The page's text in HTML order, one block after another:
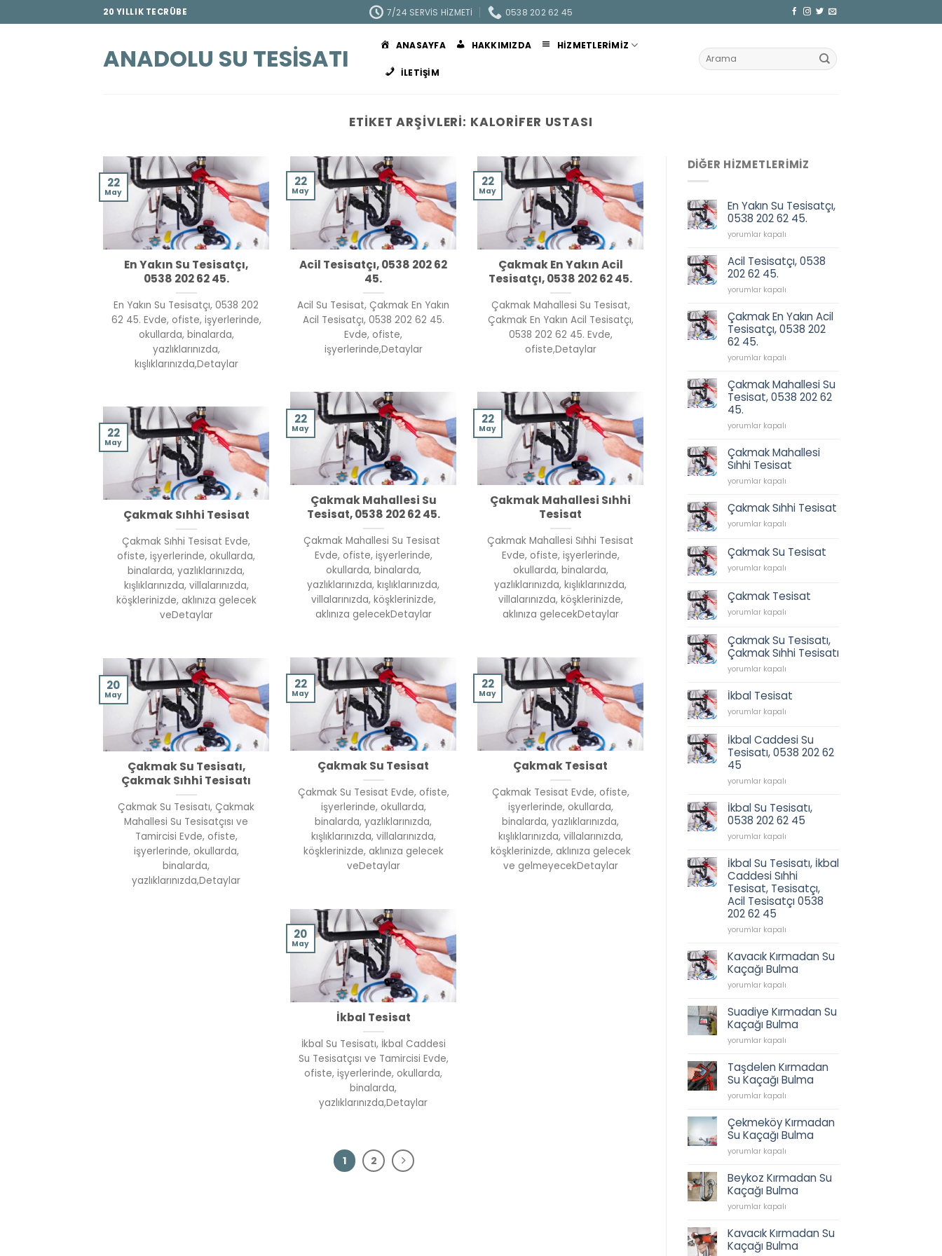
atla
20 YILLIK TECRÜBE 7/24 SERVIS HIZMETI 0538 202 62 45
ANADOLU SU TESISATI ANASAYFA HAKKIMIZDA HIZMETLERIMIZ
İLETIŞIM
ETIKET ARŞIVLERI: KALORIFER USTASI
En Yakın Su Tesisatçı,
0538 202 62 45.
En Yakın Su Tesisatçı, 0538 202
62 45. Evde, ofiste, işyerlerinde,
okullarda, binalarda,
yazlıklarınızda,
kışlıklarınızda,Detaylar
22
May
Acil Tesisatçı, 0538 202 62
45.
Acil Su Tesisat, Çakmak En Yakın
Acil Tesisatçı, 0538 202 62 45.
Evde, ofiste,
işyerlerinde,Detaylar
22
May
Çakmak En Yakın Acil
Tesisatçı, 0538 202 62 45.
Çakmak Mahallesi Su Tesisat,
Çakmak En Yakın Acil Tesisatçı,
0538 202 62 45. Evde,
ofiste,Detaylar
22
May
Çakmak Mahallesi Su
Tesisat, 0538 202 62 45.
Çakmak Mahallesi Su Tesisat
Evde, ofiste, işyerlerinde,
okullarda, binalarda,
yazlıklarınızda, kışlıklarınızda,
villalarınızda, köşklerinizde,
aklınıza gelecekDetaylar
22
May
Çakmak Mahallesi Sıhhi
Tesisat
Çakmak Mahallesi Sıhhi Tesisat
Evde, ofiste, işyerlerinde,
okullarda, binalarda,
yazlıklarınızda, kışlıklarınızda,
villalarınızda, köşklerinizde,
aklınıza gelecekDetaylar
22
May
Çakmak Sıhhi Tesisat
Çakmak Sıhhi Tesisat Evde,
ofiste, işyerlerinde, okullarda,
binalarda, yazlıklarınızda,
kışlıklarınızda, villalarınızda,
köşklerinizde, aklınıza gelecek
veDetaylar
22
May
Çakmak Su Tesisat
Çakmak Su Tesisat Evde, ofiste,
işyerlerinde, okullarda,
binalarda, yazlıklarınızda,
kışlıklarınızda, villalarınızda,
köşklerinizde, aklınıza gelecek
veDetaylar
22
May
Çakmak Tesisat
Çakmak Tesisat Evde, ofiste,
işyerlerinde, okullarda,
binalarda, yazlıklarınızda,
kışlıklarınızda, villalarınızda,
köşklerinizde, aklınıza gelecek
ve gelmeyecekDetaylar
22
May
Çakmak Su Tesisatı,
Çakmak Sıhhi Tesisatı
Çakmak Su Tesisatı, Çakmak
Mahallesi Su Tesisatçısı ve
Tamircisi Evde, ofiste,
işyerlerinde, okullarda,
binalarda,
yazlıklarınızda,Detaylar
20
May
İkbal Tesisat
İkbal Su Tesisatı, İkbal Caddesi
Su Tesisatçısı ve Tamircisi Evde,
ofiste, işyerlerinde, okullarda,
binalarda,
yazlıklarınızda,Detaylar
20
May
1 2
DIĞER HIZMETLERIMIZ
En Yakın Su Tesisatçı,
0538 202 62 45.
En
Su
Tesisatçı,
0538
202
45.
için
yorumlar kapalı
Acil Tesisatçı, 0538
202 62 45.
Acil
0538
202
62
45.
için
yorumlar kapalı
Çakmak En Yakın Acil
Tesisatçı, 0538 202
62 45.
Çakmak
Yakın
Acil
Tesisatçı,
0538
202
45.
için
yorumlar kapalı
Çakmak Mahallesi Su
Tesisat, 0538 202 62
45.
Çakmak
Su
Tesisat,
0538
202
45.
için
yorumlar kapalı
Çakmak Mahallesi
Sıhhi Tesisat
Çakmak
Sıhhi
Tesisat
için
yorumlar kapalı
Çakmak Sıhhi Tesisat
Çakmak
Tesisat
için
yorumlar kapalı
Çakmak Su Tesisat
Çakmak
Tesisat
için
yorumlar kapalı
Çakmak Tesisat
Çakmak
yorumlar kapalı
Çakmak Su Tesisatı,
Çakmak Sıhhi Tesisatı
Çakmak
Tesisatı,
Çakmak
Sıhhi
için
yorumlar kapalı
İkbal Tesisat
İkbal
için
yorumlar kapalı
İkbal Caddesi Su
Tesisatı, 0538 202 62
45
İkbal
Su
Tesisatı,
0538
202
45
için
yorumlar kapalı
İkbal Su Tesisatı,
0538 202 62 45
İkbal
Tesisatı,
0538
202
62
45
için
yorumlar kapalı
İkbal Su Tesisatı, İkbal
Caddesi Sıhhi
Tesisat, Tesisatçı,
Acil Tesisatçı 0538
202 62 45
İkbal
Tesisatı,
İkbal
Caddesi
Sıhhi
Tesisatçı,
Acil
Tesisatçı
0538
62
45
için
yorumlar kapalı
Kavacık Kırmadan Su
Kaçağı Bulma
Kavacık
Su
Kaçağı
Bulma
için
yorumlar kapalı
Suadiye Kırmadan Su
Kaçağı Bulma
Suadiye
Su
Kaçağı
Bulma
için
yorumlar kapalı
Taşdelen Kırmadan
Su Kaçağı Bulma
Taşdelen
Su
Kaçağı
Bulma
için
yorumlar kapalı
Çekmeköy Kırmadan
Su Kaçağı Bulma
Çekmeköy
Su
Kaçağı
Bulma
için
yorumlar kapalı
Beykoz Kırmadan Su
Kaçağı Bulma
Beykoz
Su
Kaçağı
Bulma
yorumlar kapalı
Kavacık Kırmadan Su
Kaçağı Bulma